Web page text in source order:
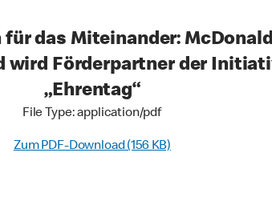
für das Miteinander:
wird Förderpartner der
„Ehrentag“
File Type: application/pdf
Zum PDF-Download (156 KB)